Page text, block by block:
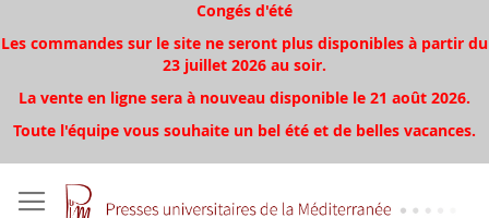
Congés d'été
Les commandes sur le site ne seront plus disponibles à partir du
23 juillet 2026 au soir.
La vente en ligne sera à nouveau disponible le 21 août 2026.
Toute l'équipe vous souhaite un bel été et de belles vacances.